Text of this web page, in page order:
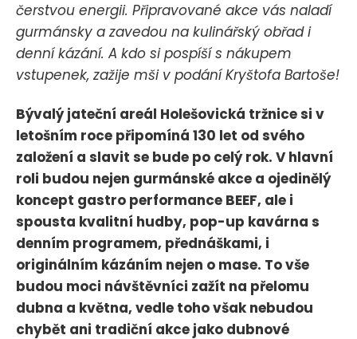
čerstvou energii. Připravované akce vás naladí
gurmánsky a zavedou na kulinářský obřad i
denní kázání. A kdo si pospíší s nákupem
vstupenek, zažije mši v podání Kryštofa Bartoše!
Bývalý jateční areál Holešovická tržnice si v
letošním roce připomíná 130 let od svého
založení a slavit se bude po celý rok. V hlavní
roli budou nejen gurmánské akce a ojedinělý
koncept gastro performance BEEF, ale i
spousta kvalitní hudby, pop-up kavárna s
denním programem, přednáškami, i
originálním kázáním nejen o mase. To vše
budou moci návštěvníci zažít na přelomu
dubna a května, vedle toho však nebudou
chybět ani tradiční akce jako dubnové